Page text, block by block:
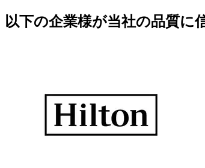
以下の企業様が当社の品質に